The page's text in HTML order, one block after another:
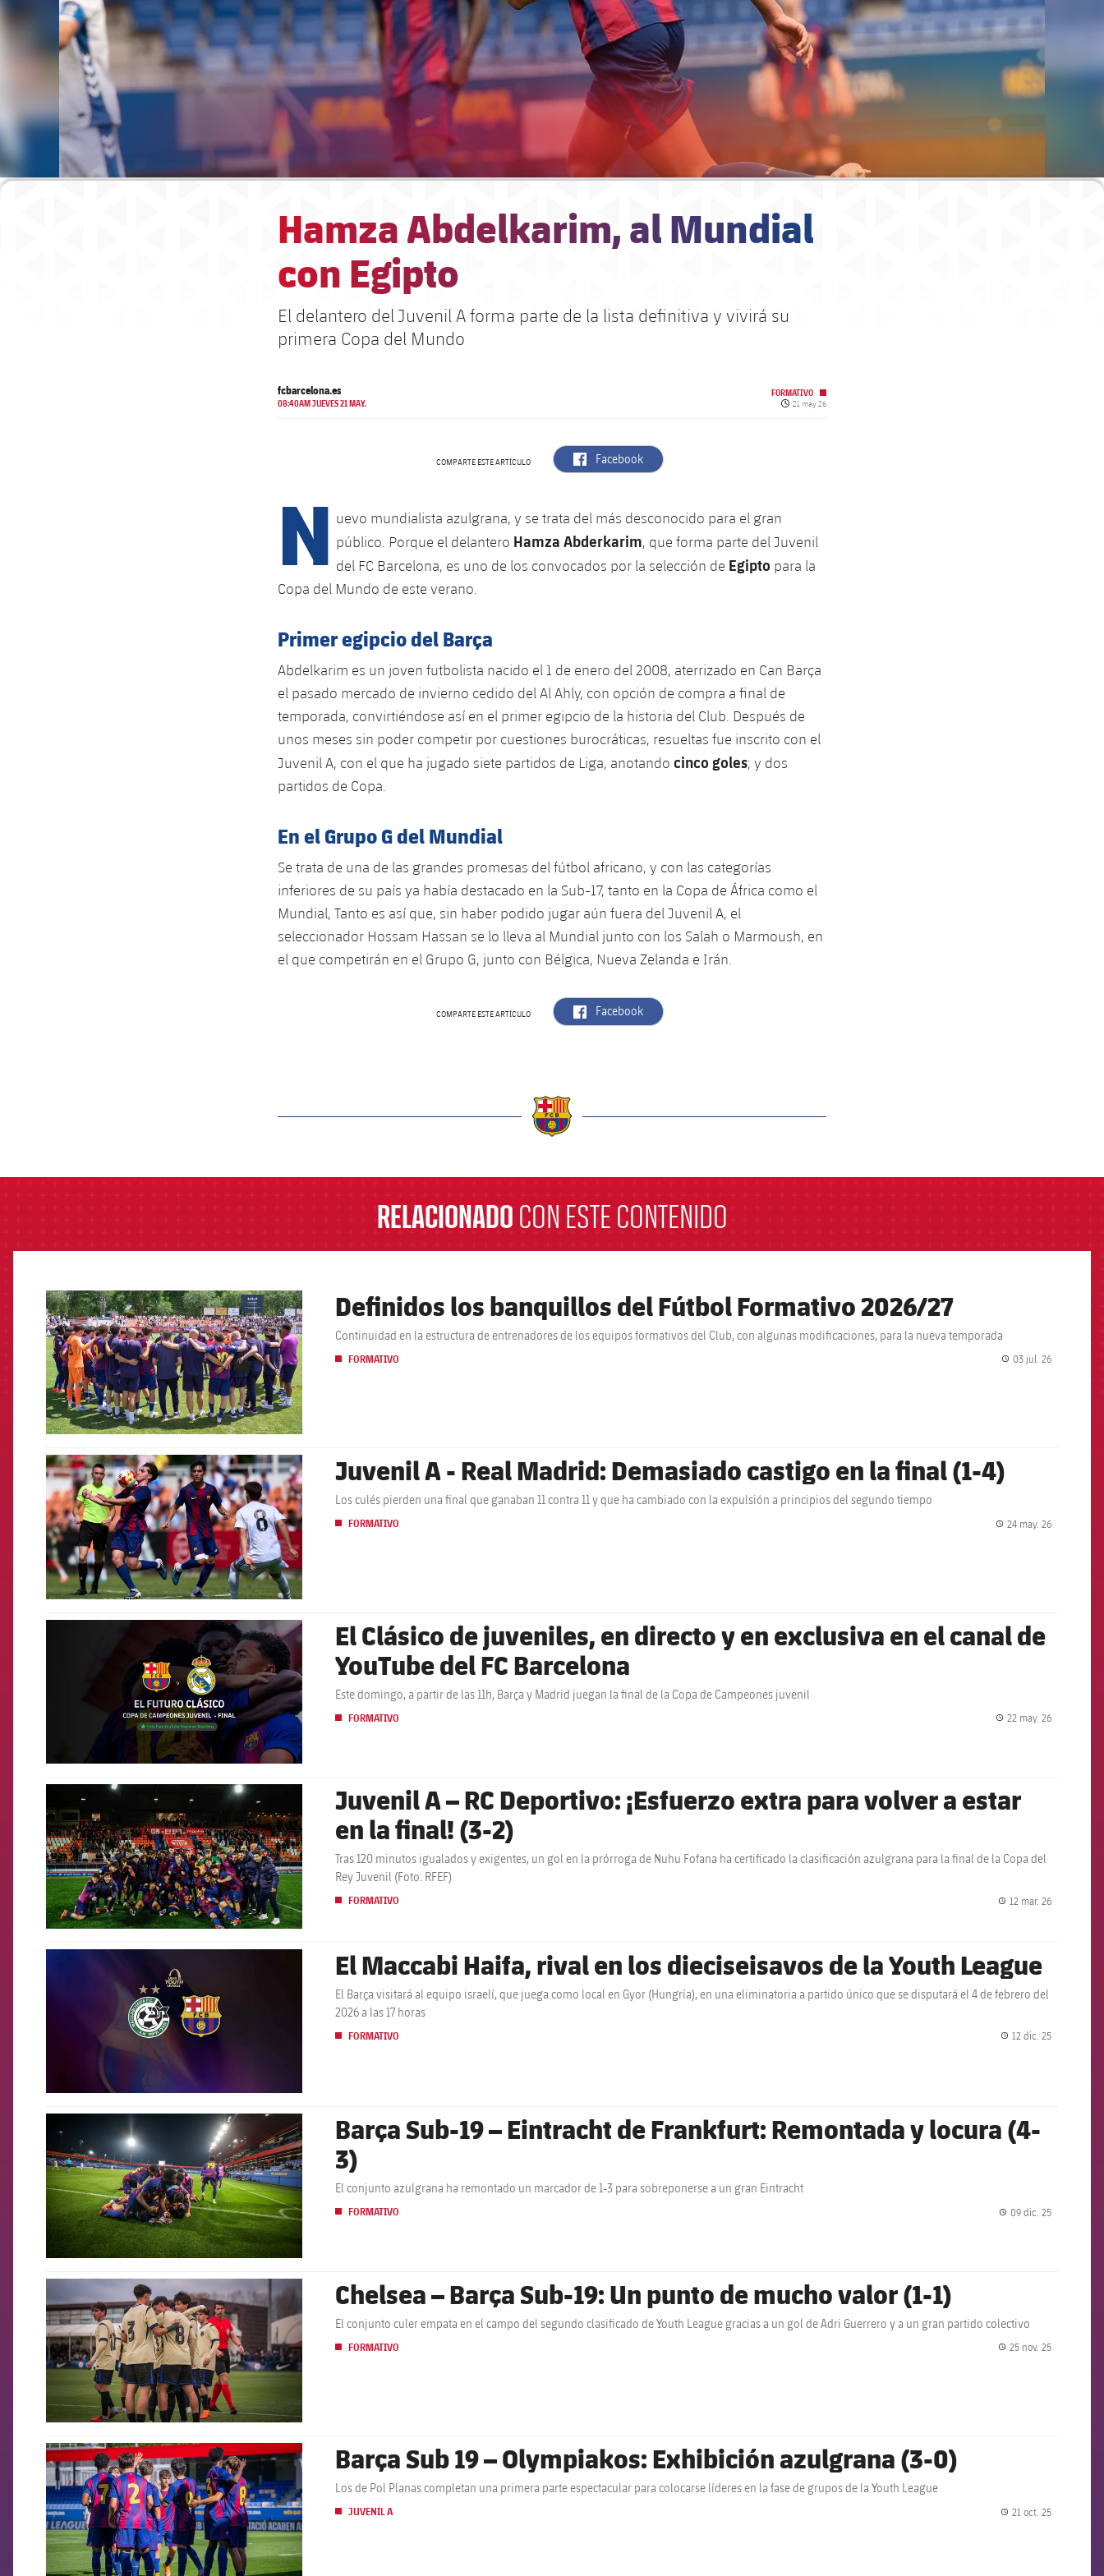
Hamza Abdelkarim, al Mundial
con Egipto
El delantero del Juvenil A forma parte de la lista definitiva y vivirá su
primera Copa del Mundo
fcbarcelona.es
08:40AM JUEVES 21 MAY.
FORMATIVO
Fecha de publicación
21 may 26
COMPARTE ESTE ARTÍCULO label.aria.facebook
Facebook
N uevo mundialista azulgrana, y se trata del más desconocido para el gran
público. Porque el delantero Hamza Abderkarim, que forma parte del Juvenil
del FC Barcelona, ​​es uno de los convocados por la selección de Egipto para la
Copa del Mundo de este verano.
Primer egipcio del Barça
Abdelkarim es un joven futbolista nacido el 1 de enero del 2008, aterrizado en Can Barça
el pasado mercado de invierno cedido del Al Ahly, con opción de compra a final de
temporada, convirtiéndose así en el primer egipcio de la historia del Club. Después de
unos meses sin poder competir por cuestiones burocráticas, resueltas fue inscrito con el
Juvenil A, con el que ha jugado siete partidos de Liga, anotando cinco goles; y dos
partidos de Copa.
En el Grupo G del Mundial
Se trata de una de las grandes promesas del fútbol africano, y con las categorías
inferiores de su país ya había destacado en la Sub-17, tanto en la Copa de África como el
Mundial, Tanto es así que, sin haber podido jugar aún fuera del Juvenil A, el
seleccionador Hossam Hassan se lo lleva al Mundial junto con los Salah o Marmoush, en
el que competirán en el Grupo G, junto con Bélgica, Nueva Zelanda e Irán.
COMPARTE ESTE ARTÍCULO label.aria.facebook
Facebook
RELACIONADO CON ESTE CONTENIDO
FCB Barcelona badge Definidos los banquillos del Fútbol Formativo 2026/27
Continuidad en la estructura de entrenadores de los equipos formativos del Club, con algunas modificaciones, para la nueva temporada
FORMATIVO 03 jul. 26
FCB Barcelona badge Juvenil A - Real Madrid: Demasiado castigo en la final (1-4)
Los culés pierden una final que ganaban 11 contra 11 y que ha cambiado con la expulsión a principios del segundo tiempo
FORMATIVO 24 may. 26
El Clásico de juveniles, en directo y en exclusiva en el canal de
YouTube del FC Barcelona
Este domingo, a partir de las 11h, Barça y Madrid juegan la final de la Copa de Campeones juvenil
FORMATIVO 22 may. 26
FCB Barcelona badge
Juvenil A – RC Deportivo: ¡Esfuerzo extra para volver a estar
en la final! (3-2)
Tras 120 minutos igualados y exigentes, un gol en la prórroga de Nuhu Fofana ha certificado la clasificación azulgrana para la final de la Copa del
Rey Juvenil (Foto: RFEF)
FORMATIVO 12 mar. 26
El Maccabi Haifa, rival en los dieciseisavos de la Youth League
El Barça visitará al equipo israelí, que juega como local en Gyor (Hungría), en una eliminatoria a partido único que se disputará el 4 de febrero del
2026 a las 17 horas
FORMATIVO 12 dic. 25
FCB Barcelona badge
Barça Sub-19 – Eintracht de Frankfurt: Remontada y locura (4-
3)
El conjunto azulgrana ha remontado un marcador de 1-3 para sobreponerse a un gran Eintracht
FORMATIVO 09 dic. 25
FCB Barcelona badge Chelsea – Barça Sub-19: Un punto de mucho valor (1-1)
El conjunto culer empata en el campo del segundo clasificado de Youth League gracias a un gol de Adri Guerrero y a un gran partido colectivo
FORMATIVO 25 nov. 25
FCB Barcelona badge Barça Sub 19 – Olympiakos: Exhibición azulgrana (3-0)
Los de Pol Planas completan una primera parte espectacular para colocarse líderes en la fase de grupos de la Youth League
JUVENIL A 21 oct. 25